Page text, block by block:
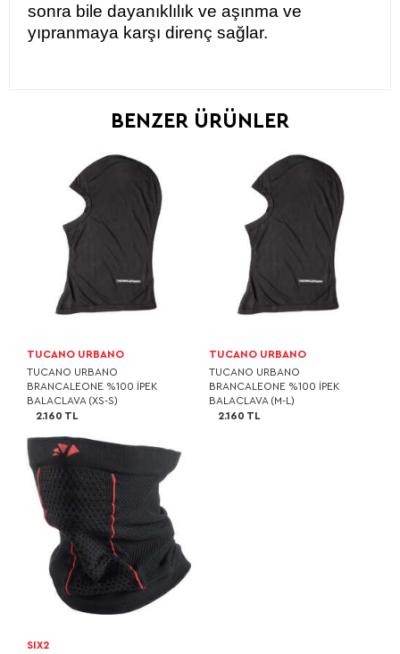
sonra bile dayanıklılık ve aşınma ve
yıpranmaya karşı direnç sağlar.
BENZER ÜRÜNLER
TUCANO URBANO
TUCANO URBANO
BRANCALEONE %100 İPEK
BALACLAVA (XS-S)
2.160 TL
TUCANO URBANO
TUCANO URBANO
BRANCALEONE %100 İPEK
BALACLAVA (M-L)
2.160 TL
SIX2